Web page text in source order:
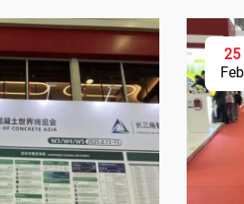
25
Feb